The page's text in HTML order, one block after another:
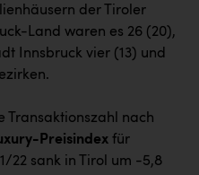
der Tiroler
Land waren es 26 (20),
Innsbruck vier (13) und
Transaktionszahl nach
Preisindex für
22 sank in Tirol um -5,8